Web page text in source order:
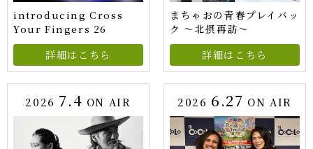
introducing Cross
Your Fingers 26
詳細はこちら
まちゃおの青春プレイバッ
ク ～北摂再訪～
詳細はこちら
2026 7.4 ON AIR 2026 6.27 ON AIR